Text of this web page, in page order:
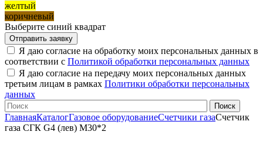
желтый
коричневый
Выберите синий квадрат
Я даю согласие на обработку моих персональных данных в
соответствии с Политикой обработки персональных данных
Я даю согласие на передачу моих персональных данных
третьим лицам в рамках Политики обработки персональных
данных
ГлавнаяКаталогГазовое оборудованиеСчетчики газаСчетчик
газа СГК G4 (лев) М30*2